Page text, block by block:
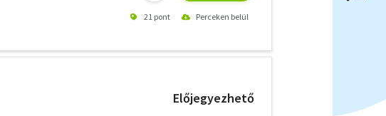
21 pont Perceken belül
Előjegyezhető